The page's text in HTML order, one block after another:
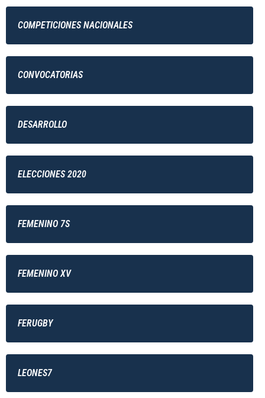
COMPETICIONES NACIONALES
CONVOCATORIAS
DESARROLLO
ELECCIONES 2020
FEMENINO 7S
FEMENINO XV
FERUGBY
LEONES7